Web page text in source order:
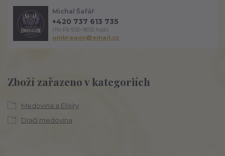
Zboží zařazeno v kategoriích
Medovina a Elixíry
Dračí medovina
Michal Šafář
+420 737 613 735
(Po-Pá 9:30-18:00 hod.)
umbragon@email.cz